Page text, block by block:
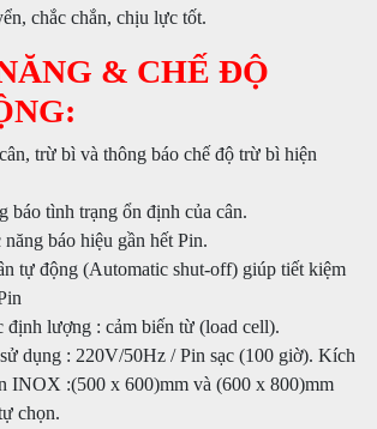
chắc chắn, chịu lực tốt.
& CHẾ ĐỘ
trừ bì và thông báo chế độ trừ bì hiện
báo tình trạng ổn định của cân.
báo hiệu gần hết Pin.
tự động (Automatic shut-off) giúp tiết kiệm
định lượng : cảm biến từ (load cell).
dụng : 220V/50Hz / Pin sạc (100 giờ). Kích
INOX :(500 x 600)mm và (600 x 800)mm
chọn.